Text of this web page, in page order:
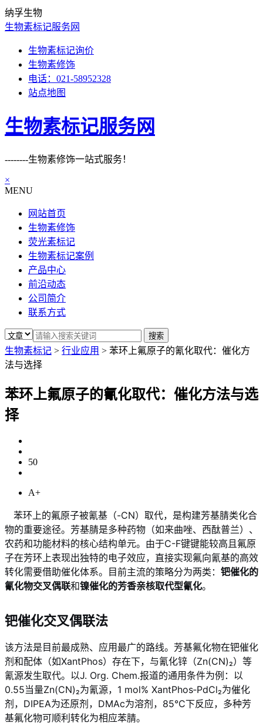
纳孚生物
生物素标记服务网
生物素标记询价
生物素修饰
电话：021-58952328
站点地图
生物素标记服务网
--------生物素修饰一站式服务！
×
MENU
网站首页
生物素修饰
荧光素标记
生物素标记案例
产品中心
前沿动态
公司简介
联系方式
生物素标记 > 行业应用 > 苯环上氟原子的氰化取代：催化方
法与选择
苯环上氟原子的氰化取代：催化方法与选
择
50
A+
苯环上的氟原子被氰基（-CN）取代，是构建芳基腈类化合
物的重要途径。芳基腈是多种药物（如来曲唑、西酞普兰）、
农药和功能材料的核心结构单元。由于C-F键键能较高且氟原
子在芳环上表现出独特的电子效应，直接实现氟向氰基的高效
转化需要借助催化体系。目前主流的策略分为两类： 钯催化的
氰化物交叉偶联和镍催化的芳香亲核取代型氰化。
钯催化交叉偶联法
该方法是目前最成熟、应用最广的路线。芳基氟化物在钯催化
剂和配体（如XantPhos）存在下，与氰化锌（Zn(CN)₂）等
氰源发生取代。以J. Org. Chem.报道的通用条件为例：以
0.55当量Zn(CN)₂为氰源，1 mol% XantPhos‑PdCl₂为催化
剂，DIPEA为还原剂，DMAc为溶剂，85°C下反应，多种芳
基氟化物可顺利转化为相应苯腈。